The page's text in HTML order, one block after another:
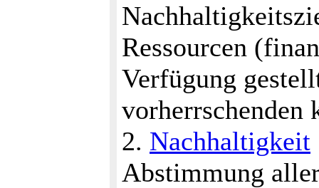
Ressourcen
Verfügung
2. Nachhaltigkeit
Abstimmung